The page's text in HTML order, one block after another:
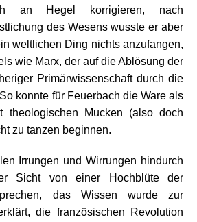
an Hegel korrigieren, nach
des Wesens wusste er aber
weltlichen Ding nichts anzufangen,
wie Marx, der auf die Ablösung der
Primärwissenschaft durch die
konnte für Feuerbach die Ware als
theologischen Mucken (also doch
zu tanzen beginnen.
Irrungen und Wirrungen hindurch
Sicht von einer Hochblüte der
das Wissen wurde zur
die französischen Revolution